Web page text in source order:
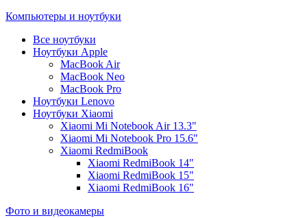
Компьютеры и ноутбуки
Все ноутбуки
Ноутбуки Apple
MacBook Air
MacBook Neo
MacBook Pro
Ноутбуки Lenovo
Ноутбуки Xiaomi
Xiaomi Mi Notebook Air 13.3"
Xiaomi Mi Notebook Pro 15.6"
Xiaomi RedmiBook
Xiaomi RedmiBook 14"
Xiaomi RedmiBook 15"
Xiaomi RedmiBook 16"
Фото и видеокамеры